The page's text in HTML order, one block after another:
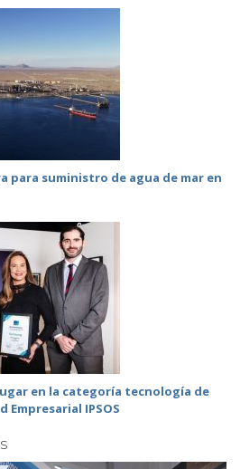
para suministro de agua de mar en
en la categoría tecnología de
IPSOS